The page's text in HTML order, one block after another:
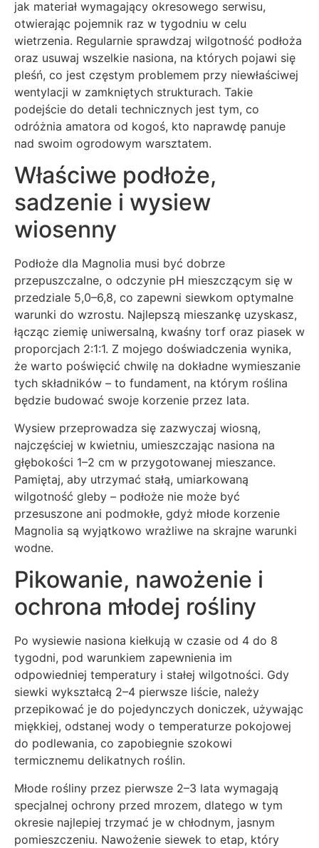
jak materiał wymagający okresowego serwisu,
otwierając pojemnik raz w tygodniu w celu
wietrzenia. Regularnie sprawdzaj wilgotność podłoża
oraz usuwaj wszelkie nasiona, na których pojawi się
pleśń, co jest częstym problemem przy niewłaściwej
wentylacji w zamkniętych strukturach. Takie
podejście do detali technicznych jest tym, co
odróżnia amatora od kogoś, kto naprawdę panuje
nad swoim ogrodowym warsztatem.
Właściwe podłoże,
sadzenie i wysiew
wiosenny
Podłoże dla Magnolia musi być dobrze
przepuszczalne, o odczynie pH mieszczącym się w
przedziale 5,0–6,8, co zapewni siewkom optymalne
warunki do wzrostu. Najlepszą mieszankę uzyskasz,
łącząc ziemię uniwersalną, kwaśny torf oraz piasek w
proporcjach 2:1:1. Z mojego doświadczenia wynika,
że warto poświęcić chwilę na dokładne wymieszanie
tych składników – to fundament, na którym roślina
będzie budować swoje korzenie przez lata.
Wysiew przeprowadza się zazwyczaj wiosną,
najczęściej w kwietniu, umieszczając nasiona na
głębokości 1–2 cm w przygotowanej mieszance.
Pamiętaj, aby utrzymać stałą, umiarkowaną
wilgotność gleby – podłoże nie może być
przesuszone ani podmokłe, gdyż młode korzenie
Magnolia są wyjątkowo wrażliwe na skrajne warunki
wodne.
Pikowanie, nawożenie i
ochrona młodej rośliny
Po wysiewie nasiona kiełkują w czasie od 4 do 8
tygodni, pod warunkiem zapewnienia im
odpowiedniej temperatury i stałej wilgotności. Gdy
siewki wykształcą 2–4 pierwsze liście, należy
przepikować je do pojedynczych doniczek, używając
miękkiej, odstanej wody o temperaturze pokojowej
do podlewania, co zapobiegnie szokowi
termicznemu delikatnych roślin.
Młode rośliny przez pierwsze 2–3 lata wymagają
specjalnej ochrony przed mrozem, dlatego w tym
okresie najlepiej trzymać je w chłodnym, jasnym
pomieszczeniu. Nawożenie siewek to etap, który